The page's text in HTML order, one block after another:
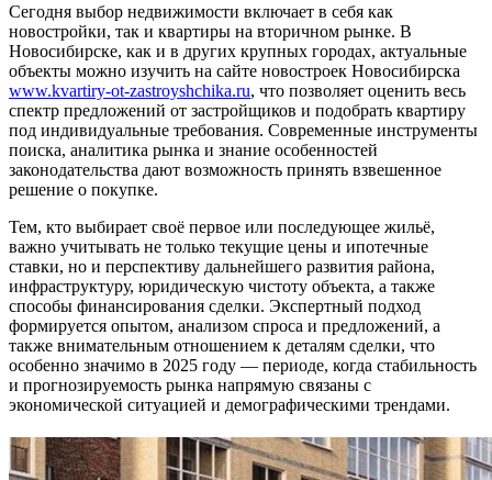
Сегодня выбор недвижимости включает в себя как
новостройки, так и квартиры на вторичном рынке. В
Новосибирске, как и в других крупных городах, актуальные
объекты можно изучить на сайте новостроек Новосибирска
www.kvartiry-ot-zastroyshchika.ru, что позволяет оценить весь
спектр предложений от застройщиков и подобрать квартиру
под индивидуальные требования. Современные инструменты
поиска, аналитика рынка и знание особенностей
законодательства дают возможность принять взвешенное
решение о покупке.
Тем, кто выбирает своё первое или последующее жильё,
важно учитывать не только текущие цены и ипотечные
ставки, но и перспективу дальнейшего развития района,
инфраструктуру, юридическую чистоту объекта, а также
способы финансирования сделки. Экспертный подход
формируется опытом, анализом спроса и предложений, а
также внимательным отношением к деталям сделки, что
особенно значимо в 2025 году — периоде, когда стабильность
и прогнозируемость рынка напрямую связаны с
экономической ситуацией и демографическими трендами.